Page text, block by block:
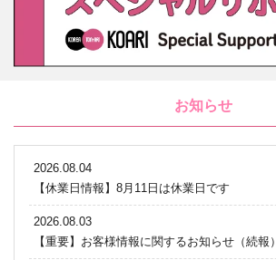
お知らせ
2026.08.04
【休業日情報】8月11日は休業日です
2026.08.03
【重要】お客様情報に関するお知らせ（続報）